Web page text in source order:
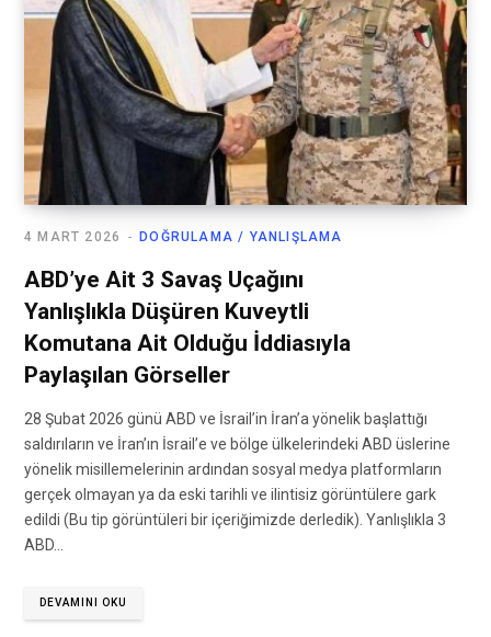
DOĞRULAMA / YANLIŞLAMA
4 MART 2026
ABD’ye Ait 3 Savaş Uçağını
Yanlışlıkla Düşüren Kuveytli
Komutana Ait Olduğu İddiasıyla
Paylaşılan Görseller
28 Şubat 2026 günü ABD ve İsrail’in İran’a yönelik başlattığı
saldırıların ve İran’ın İsrail’e ve bölge ülkelerindeki ABD üslerine
yönelik misillemelerinin ardından sosyal medya platformların
gerçek olmayan ya da eski tarihli ve ilintisiz görüntülere gark
edildi (Bu tip görüntüleri bir içeriğimizde derledik). Yanlışlıkla 3
ABD…
DEVAMINI OKU